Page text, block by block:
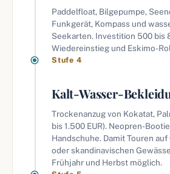
Paddelfloat, Bilgepumpe,
Funkgerät, Kompass und
Seekarten. Investition 500 bis
Wiedereinstieg und Eskimo-
Stufe 4
Kalt-Wasser-
Trockenanzug von Kokatat,
bis 1.500 EUR). Neopren-
Handschuhe. Damit Touren
oder skandinavischen
Frühjahr und Herbst möglich.